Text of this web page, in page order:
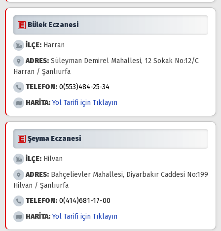
Bülek Eczanesi
İLÇE: Harran
ADRES: Süleyman Demirel Mahallesi, 12 Sokak No:12/C
Harran / Şanlıurfa
TELEFON: 0(553)484-25-34
HARİTA: Yol Tarifi için Tıklayın
Şeyma Eczanesi
İLÇE: Hilvan
ADRES: Bahçelievler Mahallesi, Diyarbakır Caddesi No:199
Hilvan / Şanlıurfa
TELEFON: 0(414)681-17-00
HARİTA: Yol Tarifi için Tıklayın